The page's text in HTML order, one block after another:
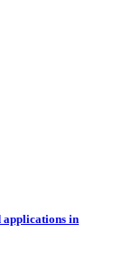
applications in